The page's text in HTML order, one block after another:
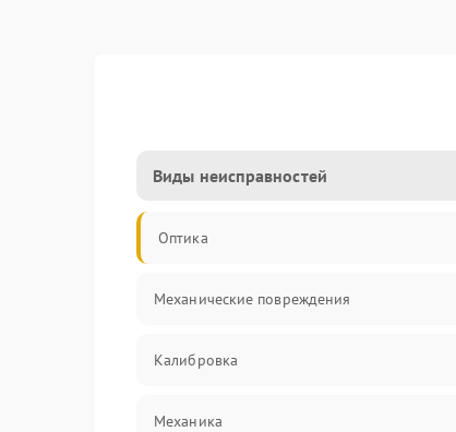
Виды неисправностей
Оптика
Механические повреждения
Калибровка
Механика